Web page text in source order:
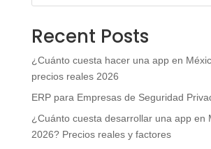
Recent Posts
¿Cuánto cuesta hacer una app en
precios reales 2026
ERP para Empresas de Seguridad
¿Cuánto cuesta desarrollar una app en
2026? Precios reales y factores